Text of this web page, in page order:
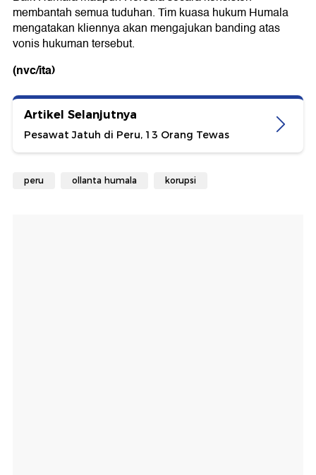
membantah semua tuduhan. Tim kuasa hukum Humala
mengatakan kliennya akan mengajukan banding atas
vonis hukuman tersebut.
(nvc/ita)
Artikel Selanjutnya
Pesawat Jatuh di Peru, 13 Orang Tewas
peru ollanta humala korupsi